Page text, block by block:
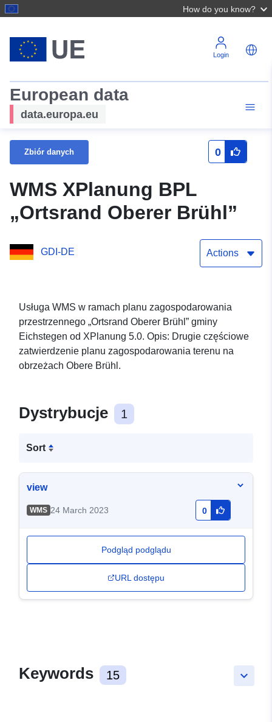
How do you know?
Login
European data
data.europa.eu
Zbiór danych 0
WMS XPlanung BPL
„Ortsrand Oberer Brühl”
GDI-DE Actions
Usługa WMS w ramach planu zagospodarowania
przestrzennego „Ortsrand Oberer Brühl” gminy
Eichstegen od XPlanung 5.0. Opis: Drugie częściowe
zatwierdzenie planu zagospodarowania terenu na
obrzeżach Obere Brühl.
Dystrybucje 1
Sort
view
WMS 24 March 2023 0
Podgląd podglądu
URL dostępu
keyboard_arrow_down
Keywords 15